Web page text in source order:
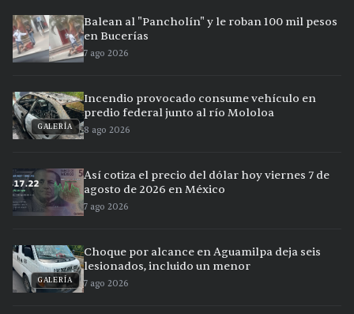
Balean al "Pancholín" y le roban 100 mil pesos
en Bucerías
7 ago 2026
GALERÍA
Incendio provocado consume vehículo en
predio federal junto al río Mololoa
8 ago 2026
Así cotiza el precio del dólar hoy viernes 7 de
agosto de 2026 en México
7 ago 2026
GALERÍA
Choque por alcance en Aguamilpa deja seis
lesionados, incluido un menor
7 ago 2026